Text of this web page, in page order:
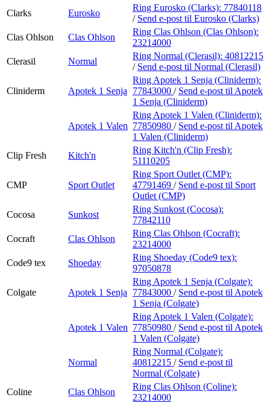
Clarks
Eurosko
Ring Eurosko (Clarks): 77840118
/ Send e-post til Eurosko (Clarks)
Clas Ohlson
Clas Ohlson
Ring Clas Ohlson (Clas Ohlson):
23214000
Clerasil
Normal
Ring Normal (Clerasil): 40812215
/ Send e-post til Normal (Clerasil)
Cliniderm Apotek 1 Senja
Ring Apotek 1 Senja (Cliniderm):
77843000 / Send e-post til Apotek
1 Senja (Cliniderm)
Apotek 1 Valen
Ring Apotek 1 Valen (Cliniderm):
77850980 / Send e-post til Apotek
1 Valen (Cliniderm)
Clip Fresh
Kitch'n
Ring Kitch'n (Clip Fresh):
51110205
CMP Sport Outlet
Ring Sport Outlet (CMP):
47791469 / Send e-post til Sport
Outlet (CMP)
Cocosa
Sunkost
Ring Sunkost (Cocosa):
77842110
Cocraft
Clas Ohlson
Ring Clas Ohlson (Cocraft):
23214000
Code9 tex
Shoeday
Ring Shoeday (Code9 tex):
97050878
Colgate Apotek 1 Senja
Ring Apotek 1 Senja (Colgate):
77843000 / Send e-post til Apotek
1 Senja (Colgate)
Apotek 1 Valen
Ring Apotek 1 Valen (Colgate):
77850980 / Send e-post til Apotek
1 Valen (Colgate)
Normal
Ring Normal (Colgate):
40812215 / Send e-post til
Normal (Colgate)
Coline
Clas Ohlson
Ring Clas Ohlson (Coline):
23214000